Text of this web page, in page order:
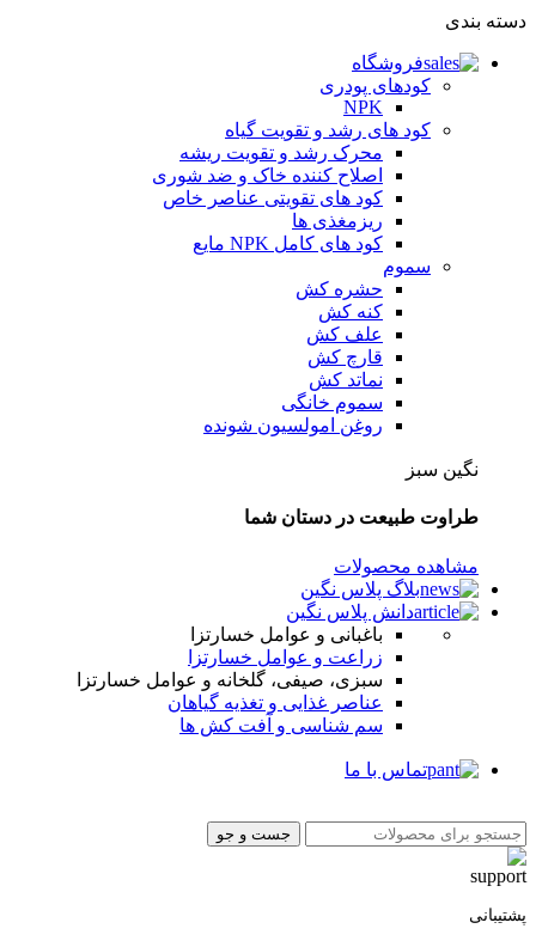
دسته بندی
فروشگاه
کودهای پودری
NPK
کود های رشد و تقویت گیاه
محرک رشد و تقویت ریشه
اصلاح کننده خاک و ضد شوری
کود های تقویتی عناصر خاص
ریزمغذی ها
کود های کامل NPK مایع
سموم
حشره کش
کنه کش
علف کش
قارچ کش
نماتد کش
سموم خانگی
روغن امولسیون شونده
نگین سبز
طراوت طبیعت در دستان شما
مشاهده محصولات
بلاگ پلاس نگین
دانش پلاس نگین
باغبانی و عوامل خسارتزا
زراعت و عوامل خسارتزا
سبزی، صیفی، گلخانه و عوامل خسارتزا
عناصر غذایی و تغذیه گیاهان
سم شناسی و آفت کش ها
تماس با ما
جست و جو
پشتیبانی